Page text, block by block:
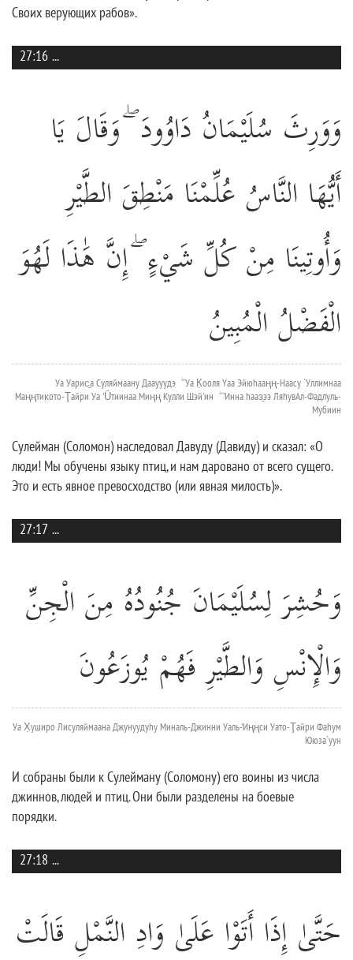
Своих верующих рабов».
27:16 ...
وَوَرِثَ سُلَيْمَانُ دَاوُودَ ۖ وَقَالَ يَا
أَيُّهَا النَّاسُ عُلِّمْنَا مَنْطِقَ الطَّيْرِ
وَأُوتِينَا مِنْ كُلِّ شَيْءٍ ۖ إِنَّ هَٰذَا لَهُوَ
الْفَضْلُ الْمُبِينُ
Уа Уарис̱а Суляймаану Дааууудэ ۖ Уа К̣ооля Yаа Эйюhааңң-Наасу `Уллимнаа
Маңңтик̣ото-Ţайри Уа 'Ūтиинаа Миңң Кулли Шэй'ин ۖ 'Инна hааз̱ээ ЛяhувАл-Фадлуль-
Мубиин
Сулейман (Соломон) наследовал Давуду (Давиду) и сказал: «О
люди! Мы обучены языку птиц, и нам даровано от всего сущего.
Это и есть явное превосходство (или явная милость)».
27:17 ...
وَحُشِرَ لِسُلَيْمَانَ جُنُودُهُ مِنَ الْجِنِّ
وَالْإِنْسِ وَالطَّيْرِ فَهُمْ يُوزَعُونَ
Уа Х̣уширо Лисуляймаана Джунуудуhу Миналь-Джинни Уаль-'Иңңси Уато-Ţайри Фаhум
Ююза`уун
И собраны были к Сулейману (Соломону) его воины из числа
джиннов, людей и птиц. Они были разделены на боевые
порядки.
27:18 ...
حَتَّىٰ إِذَا أَتَوْا عَلَىٰ وَادِ النَّمْلِ قَالَتْ